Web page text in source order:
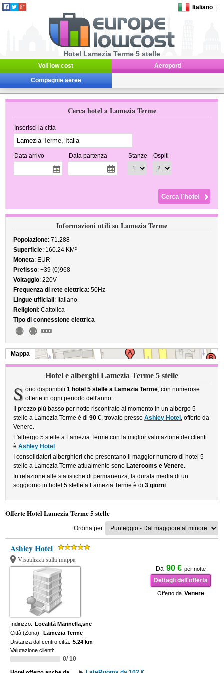
Italiano
Hotel Lamezia Terme 5 stelle
Voli low cost Aeroporti
Compagnie aeree
Cerca hotel a Lamezia Terme
Inserisci la città
Data arrivo Data partenza Stanze Ospiti
Informazioni utili su Lamezia Terme
Popolazione: 71.288
Superficie: 160.24 KM²
Moneta: EUR
Prefisso: +39 (0)968
Voltaggio: 220V
Frequenza di rete elettrica: 50Hz
Lingue ufficiali: Italiano
Religioni: Cattolica
Tipo di connessione elettrica
Mappa
Hotel e alberghi Lamezia Terme 5 stelle
S ono disponibili 1 hotel 5 stelle a Lamezia Terme, con numerose
offerte in ogni periodo dell'anno.
Il prezzo più basso per notte riscontrato al momento in un albergo 5
stelle a Lamezia Terme è di90 €, trovato pressoAshley Hotel , offerto da
Venere.
L'albergo 5 stelle a Lamezia Terme con la miglior valutazione dei clienti
èAshley Hotel .
I consolidatori alberghieri che presentano il maggior numero di hotel 5
stelle a Lamezia Terme attualmente sono Laterooms e Venere.
In relazione alle statistiche di permanenza, la durata media di un
soggiorno in hotel 5 stelle a Lamezia Terme è di3 giorni.
Offerte Hotel Lamezia Terme 5 stelle
Ordina per
Ashley Hotel
Visualizza sulla mappa
Da 90 € per notte
Dettagli dell'offerta
Offerto da Venere
Indirizzo: Località Marinella,snc
Città (Zona): Lamezia Terme
Distanza dal centro città: 5.24 km
Valutazione clienti:
0/ 10